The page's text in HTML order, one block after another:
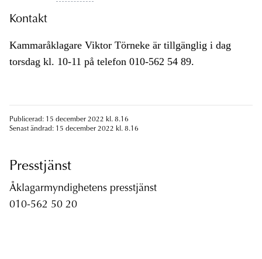
Kontakt
Kammaråklagare Viktor Törneke är tillgänglig i dag
torsdag kl. 10-11 på telefon 010-562 54 89.
Publicerad: 15 december 2022 kl. 8.16
Senast ändrad: 15 december 2022 kl. 8.16
Presstjänst
Åklagarmyndighetens presstjänst
010-562 50 20